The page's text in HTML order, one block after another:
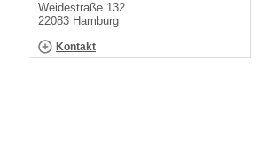
Weidestraße 132
22083 Hamburg
Kontakt